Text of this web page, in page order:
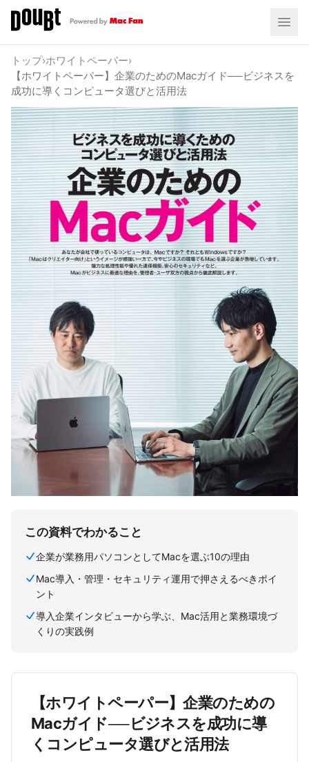
トップ›ホワイトペーパー›
【ホワイトペーパー】企業のためのMacガイド──ビジネスを
成功に導くコンピュータ選びと活用法
この資料でわかること
企業が業務用パソコンとしてMacを選ぶ10の理由
Mac導入・管理・セキュリティ運用で押さえるべきポイ
ント
導入企業インタビューから学ぶ、Mac活用と業務環境づ
くりの実践例
【ホワイトペーパー】企業のための
Macガイド──ビジネスを成功に導
くコンピュータ選びと活用法